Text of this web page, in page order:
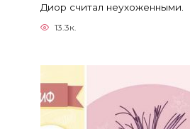
Диор считал неухоженными.
13.3к.